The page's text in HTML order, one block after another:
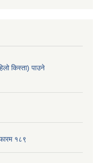
किस्ता) पाउने
१८९